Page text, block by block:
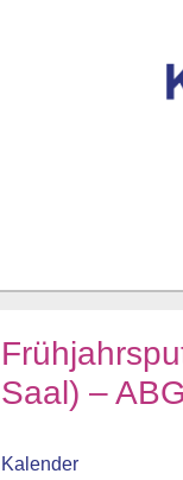
Saal) –
Kalender